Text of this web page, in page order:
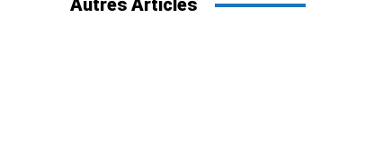
Autres Articles